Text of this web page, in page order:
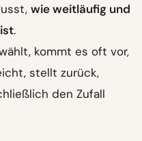
wie weitläufig und
.
kommt es oft vor,
stellt zurück,
den Zufall